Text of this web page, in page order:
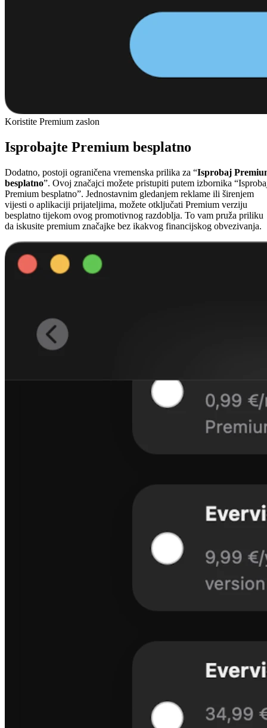
Koristite Premium zaslon
Isprobajte Premium besplatno
Dodatno, postoji ograničena vremenska prilika za “Isprobaj
besplatno”. Ovoj značajci možete pristupiti putem izbornika
Premium besplatno”. Jednostavnim gledanjem reklame ili širenjem
vijesti o aplikaciji prijateljima, možete otključati Premium verziju
besplatno tijekom ovog promotivnog razdoblja. To vam pruža priliku
da iskusite premium značajke bez ikakvog financijskog obvezivanja.